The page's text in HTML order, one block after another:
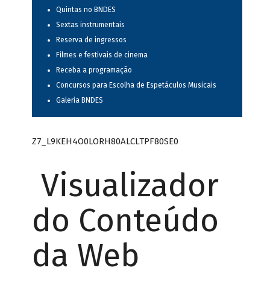
Quintas no BNDES
Sextas instrumentais
Reserva de ingressos
Filmes e festivais de cinema
Receba a programação
Concursos para Escolha de Espetáculos Musicais
Galeria BNDES
Z7_L9KEH4O0LORH80ALCLTPF80SE0
Visualizador
do Conteúdo
da Web